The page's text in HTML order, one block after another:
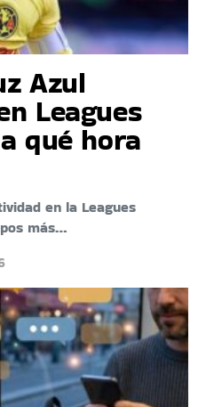
Azul
Leagues
qué hora
en la Leagues
más…